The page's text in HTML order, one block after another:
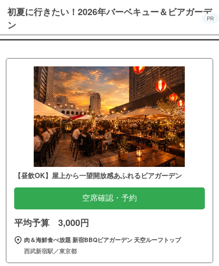
初夏に行きたい！2026年バーベキュー＆ビアガーデ
ン
PR
【昼飲OK】屋上から一望開放感あふれるビアガーデン
空席確認・予約
平均予算 3,000円
肉＆海鮮食べ放題 新宿BBQビアガーデン 天空ルーフトップ
西武新宿駅／東京都